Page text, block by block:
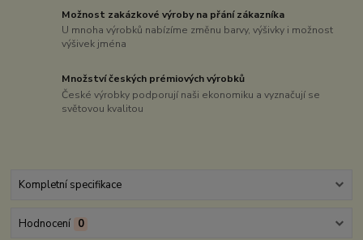
Možnost zakázkové výroby na přání zákazníka
U mnoha výrobků nabízíme změnu barvy, výšivky i možnost
výšivek jména
Množství českých prémiových výrobků
České výrobky podporují naši ekonomiku a vyznačují se
světovou kvalitou
Kompletní specifikace
Hodnocení 0